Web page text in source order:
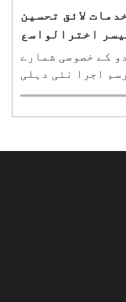
لائق تحسین
اخترالواسع
کے خصوصی شمارے
پروفیسر کوثر مظہری کی تقریب رسم اجرا نئی دہلی
بستی حضرت نظام الدین